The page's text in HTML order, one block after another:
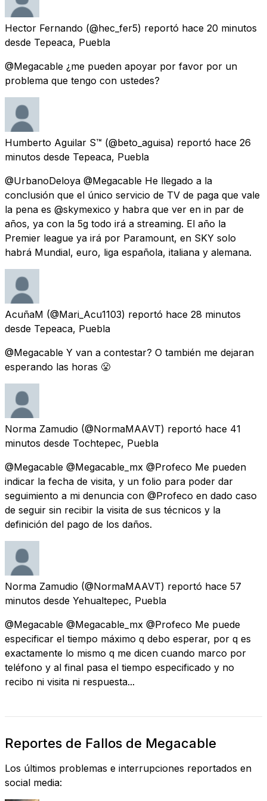
Hector Fernando (@hec_fer5) reportó hace 20 minutos
desde Tepeaca, Puebla
@Megacable ¿me pueden apoyar por favor por un
problema que tengo con ustedes?
Humberto Aguilar S™ (@beto_aguisa) reportó hace 26
minutos desde Tepeaca, Puebla
@UrbanoDeloya @Megacable He llegado a la
conclusión que el único servicio de TV de paga que vale
la pena es @skymexico y habra que ver en in par de
años, ya con la 5g todo irá a streaming. El año la
Premier league ya irá por Paramount, en SKY solo
habrá Mundial, euro, liga española, italiana y alemana.
AcuñaM (@Mari_Acu1103) reportó hace 28 minutos
desde Tepeaca, Puebla
@Megacable Y van a contestar? O también me dejaran
esperando las horas 😤
Norma Zamudio (@NormaMAAVT) reportó hace 41
minutos desde Tochtepec, Puebla
@Megacable @Megacable_mx @Profeco Me pueden
indicar la fecha de visita, y un folio para poder dar
seguimiento a mi denuncia con @Profeco en dado caso
de seguir sin recibir la visita de sus técnicos y la
definición del pago de los daños.
Norma Zamudio (@NormaMAAVT) reportó hace 57
minutos desde Yehualtepec, Puebla
@Megacable @Megacable_mx @Profeco Me puede
especificar el tiempo máximo q debo esperar, por q es
exactamente lo mismo q me dicen cuando marco por
teléfono y al final pasa el tiempo especificado y no
recibo ni visita ni respuesta...
Reportes de Fallos de Megacable
Los últimos problemas e interrupciones reportados en
social media: